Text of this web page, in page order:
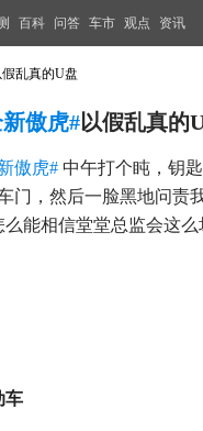
百科 问答 车市 观点 资讯
假乱真的U盘
傲虎#以假乱真的
傲虎# 中午打个盹，钥
门，然后一脸黑地问责
能相信堂堂总监会这么
车